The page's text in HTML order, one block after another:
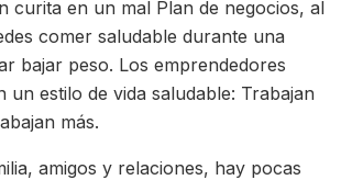
curita en un mal Plan de negocios, al
comer saludable durante una
bajar peso. Los emprendedores
un estilo de vida saludable: Trabajan
más.
amigos y relaciones, hay pocas